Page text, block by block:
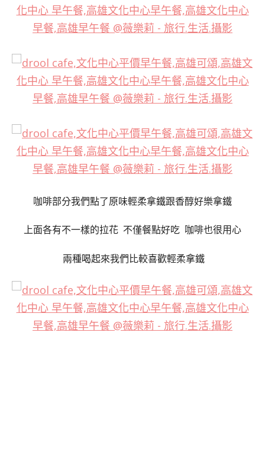
咖啡部分我們點了原味輕柔拿鐵跟香醇好樂拿鐵
上面各有不一樣的拉花 不僅餐點好吃 咖啡也很用心
兩種喝起來我們比較喜歡輕柔拿鐵